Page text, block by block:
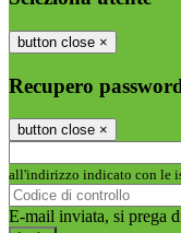
button close ×
Recupero
button close ×
all'indirizzo indicato con le
E-mail inviata, si prega